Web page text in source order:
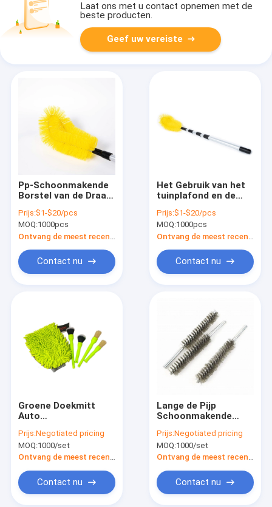
Laat ons met u contact opnemen met de
beste producten.
Geef uw vereiste
Pp-Schoonmakende
Borstel van de Draad
Aangepast goed
Prijs:$1-$20/pcs
MOQ:1000pcs
Contact nu
Het Gebruik van het
tuinplafond en de
Schoonmakende
Borstel van de
Handstijl in pp-
Varkenshaar
Prijs:$1-$20/pcs
MOQ:1000pcs
Contact nu
Groene Doekmitt
Auto
Borstels 25cm
Chenille-Borstel van
de Handschoenen de
Prijs:Negotiated pricing
MOQ:1000/set
Ontvang de meest recente Prijs
Contact nu
Lange de Pijp
Schoonmakende
de
Koolstofstaaldraad
de Schoonmakende
Boilerbuis
Prijs:Negotiated pricing
MOQ:1000/set
Ontvang de meest recente Prijs
Contact nu